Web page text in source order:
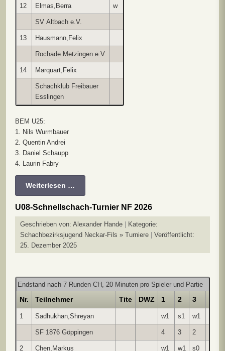
12 Elmas,Berra w
SV Altbach e.V.
13 Hausmann,Felix
Rochade Metzingen e.V.
14 Marquart,Felix
Schachklub Freibauer
Esslingen
BEM U25:
1. Nils Wurmbauer
2. Quentin Andrei
3. Daniel Schaupp
4. Laurin Fabry
Weiterlesen …
U08-Schnellschach-Turnier NF 2026
Geschrieben von: Alexander Hande
Kategorie:
Schachbezirksjugend Neckar-Fils » Turniere
Veröffentlicht:
25. Dezember 2025
Endstand nach 7 Runden CH, 20 Minuten pro Spieler und Partie
Nr. Teilnehmer Tite DWZ 1 2 3
1 Sadhukhan,Shreyan w1 s1 w1
SF 1876 Göppingen 4 3 2
2 Chen,Markus w1 w1 s0